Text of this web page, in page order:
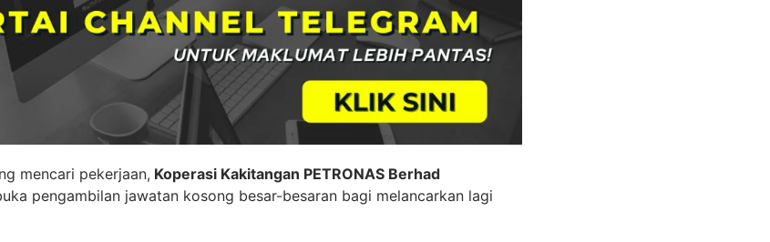
mencari pekerjaan, Koperasi Kakitangan PETRONAS Berhad
pengambilan jawatan kosong besar-besaran bagi melancarkan lagi